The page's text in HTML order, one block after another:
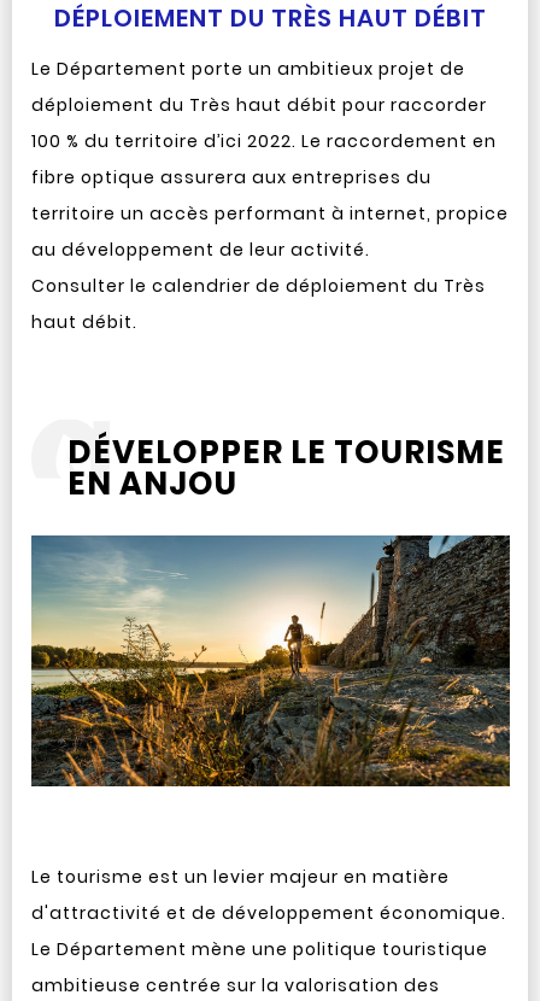
DÉPLOIEMENT DU TRÈS HAUT DÉBIT
Le Département porte un ambitieux projet de
déploiement du Très haut débit pour raccorder
100 % du territoire d’ici 2022. Le raccordement en
fibre optique assurera aux entreprises du
territoire un accès performant à internet, propice
au développement de leur activité.
Consulter le calendrier de déploiement du Très
haut débit.
DÉVELOPPER LE TOURISME
EN ANJOU
Le tourisme est un levier majeur en matière
d'attractivité et de développement économique.
Le Département mène une politique touristique
ambitieuse centrée sur la valorisation des